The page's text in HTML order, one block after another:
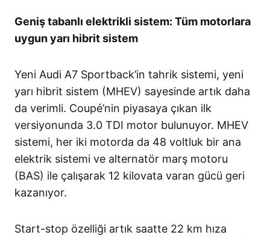
Geniş tabanlı elektrikli sistem: Tüm motorlara
uygun yarı hibrit sistem
Yeni Audi A7 Sportback’in tahrik sistemi, yeni
yarı hibrit sistem (MHEV) sayesinde artık daha
da verimli. Coupé’nin piyasaya çıkan ilk
versiyonunda 3.0 TDI motor bulunuyor. MHEV
sistemi, her iki motorda da 48 voltluk bir ana
elektrik sistemi ve alternatör marş motoru
(BAS) ile çalışarak 12 kilovata varan gücü geri
kazanıyor.
Start-stop özelliği artık saatte 22 km hıza